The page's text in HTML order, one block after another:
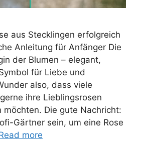
aus Stecklingen erfolgreich
Anleitung für Anfänger Die
der Blumen – elegant,
für Liebe und
also, dass viele
ihre Lieblingsrosen
möchten. Die gute Nachricht:
Gärtner sein, um eine Rose
more